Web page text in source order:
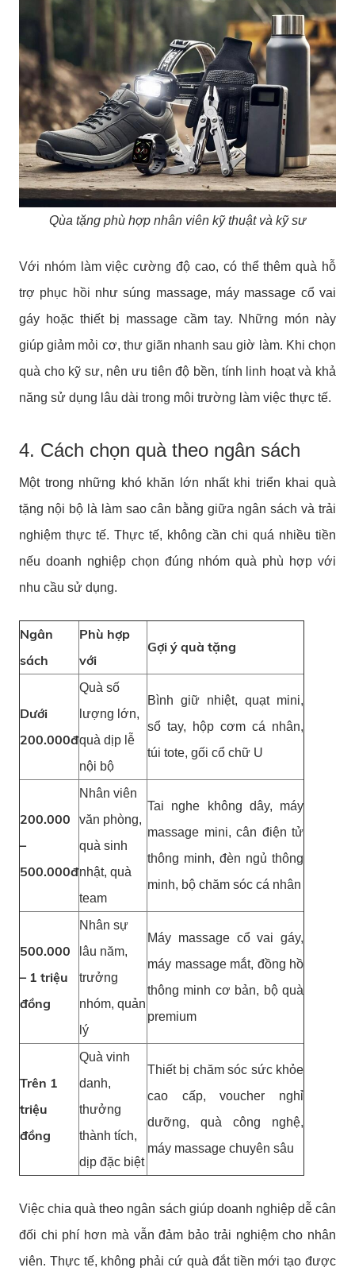
Qùa tặng phù hợp nhân viên kỹ thuật và kỹ sư
Với nhóm làm việc cường độ cao, có thể thêm quà hỗ
trợ phục hồi như súng massage, máy massage cổ vai
gáy hoặc thiết bị massage cầm tay. Những món này
giúp giảm mỏi cơ, thư giãn nhanh sau giờ làm. Khi chọn
quà cho kỹ sư, nên ưu tiên độ bền, tính linh hoạt và khả
năng sử dụng lâu dài trong môi trường làm việc thực tế.
4. Cách chọn quà theo ngân sách
Một trong những khó khăn lớn nhất khi triển khai quà
tặng nội bộ là làm sao cân bằng giữa ngân sách và trải
nghiệm thực tế. Thực tế, không cần chi quá nhiều tiền
nếu doanh nghiệp chọn đúng nhóm quà phù hợp với
nhu cầu sử dụng.
Ngân
sách
Phù hợp
với
Gợi ý quà tặng
Dưới
200.000đ
Quà số
lượng lớn,
quà dịp lễ
nội bộ
Bình giữ nhiệt, quạt mini,
sổ tay, hộp cơm cá nhân,
túi tote, gối cổ chữ U
200.000
–
500.000đ
Nhân viên
văn phòng,
quà sinh
nhật, quà
team
Tai nghe không dây, máy
massage mini, cân điện tử
thông minh, đèn ngủ thông
minh, bộ chăm sóc cá nhân
500.000
– 1 triệu
đồng
Nhân sự
lâu năm,
trưởng
nhóm, quản
lý
Máy massage cổ vai gáy,
máy massage mắt, đồng hồ
thông minh cơ bản, bộ quà
premium
Trên 1
triệu
đồng
Quà vinh
danh,
thưởng
thành tích,
dịp đặc biệt
Thiết bị chăm sóc sức khỏe
cao cấp, voucher nghỉ
dưỡng, quà công nghệ,
máy massage chuyên sâu
Việc chia quà theo ngân sách giúp doanh nghiệp dễ cân
đối chi phí hơn mà vẫn đảm bảo trải nghiệm cho nhân
viên. Thực tế, không phải cứ quà đắt tiền mới tạo được